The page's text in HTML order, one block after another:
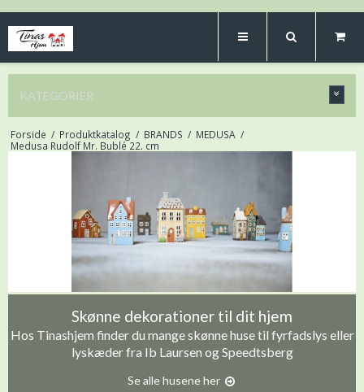
KATEGORIER
Forside / Produktkatalog / BRANDS / MEDUSA /
Medusa Rudolf Mr. Bublé 22. cm
Skønne dekorationer til dit hjem
Hos Tinashjem finder du mange skønne huse til fyrfadslys eller
lyskæder fra Ib Laursen og Speedtsberg
Se alle husene her